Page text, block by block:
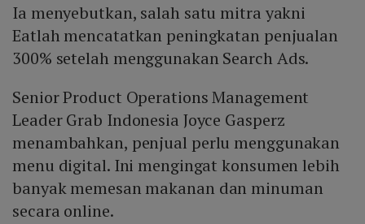
Ia menyebutkan, salah satu mitra yakni
Eatlah mencatatkan peningkatan penjualan
300% setelah menggunakan Search Ads.
Senior Product Operations Management
Leader Grab Indonesia Joyce Gasperz
menambahkan, penjual perlu menggunakan
menu digital. Ini mengingat konsumen lebih
banyak memesan makanan dan minuman
secara online.